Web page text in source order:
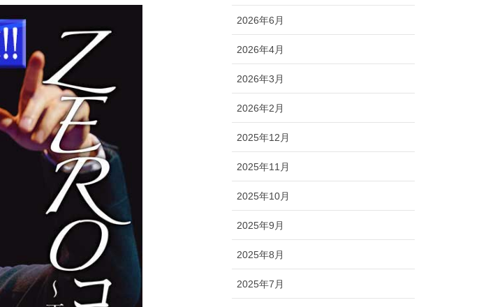
2026年6月
2026年4月
2026年3月
2026年2月
2025年12月
2025年11月
2025年10月
2025年9月
2025年8月
2025年7月